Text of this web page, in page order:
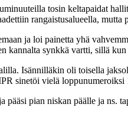
tosin keltapaidat
rangaistusalueella, mutta
ja loi painetta yhä
kannalta synkkä vartti, sillä
Isännilläkin oli toisella
sinetöi vielä loppunumeroiksi
pian niskan päälle ja ns.